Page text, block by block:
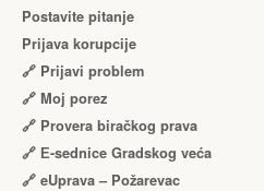
Postavite pitanje
Prijava korupcije
🔗 Prijavi problem
🔗 Moj porez
🔗 Provera biračkog prava
🔗 Е-sednice Gradskog veća
🔗 eUprava – Požarevac